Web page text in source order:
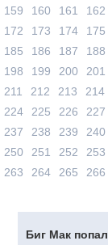
159
160 161 162
172
173 174 175
185
186 187 188
198
199 200 201
211
212 213 214
224
225 226 227
237
238 239 240
250
251 252 253
263
264 265 266
Биг Мак